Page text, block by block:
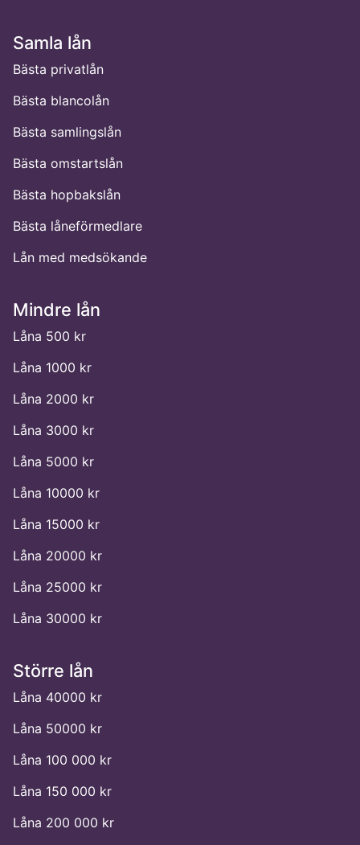
Samla lån
Bästa privatlån
Bästa blancolån
Bästa samlingslån
Bästa omstartslån
Bästa hopbakslån
Bästa låneförmedlare
Lån med medsökande
Mindre lån
Låna 500 kr
Låna 1000 kr
Låna 2000 kr
Låna 3000 kr
Låna 5000 kr
Låna 10000 kr
Låna 15000 kr
Låna 20000 kr
Låna 25000 kr
Låna 30000 kr
Större lån
Låna 40000 kr
Låna 50000 kr
Låna 100 000 kr
Låna 150 000 kr
Låna 200 000 kr